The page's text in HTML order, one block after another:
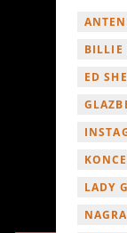
BILLIE
ED
LADY